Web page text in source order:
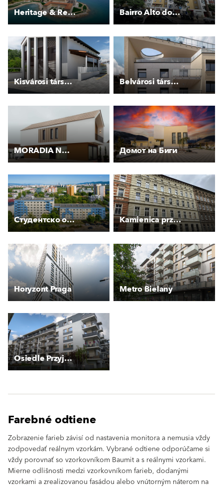
Heritage & Resort hotel Monumenti Bairro Alto do Lumiar
Kisvárosi társasház zöld környezetben Belvárosi társasház
MORADIA NOVACOBE Домот на Биги
Студентско общежитие блок 15 на НСА "Васил Левски" Kamienica przy ul. Łokietka
Horyzont Praga Metro Bielany
Osiedle Przyjaciół
Farebné odtiene
Zobrazenie farieb závisí od nastavenia monitora a nemusia vždy
zodpovedať reálnym vzorkám. Vybrané odtiene odporúčame si
vždy porovnať so vzorkovníkom Baumit a s reálnymi vzorkami.
Mierne odlišnosti medzi vzorkovníkom farieb, dodanými
vzorkami a zrealizovanou fasádou alebo vnútorným náterom na